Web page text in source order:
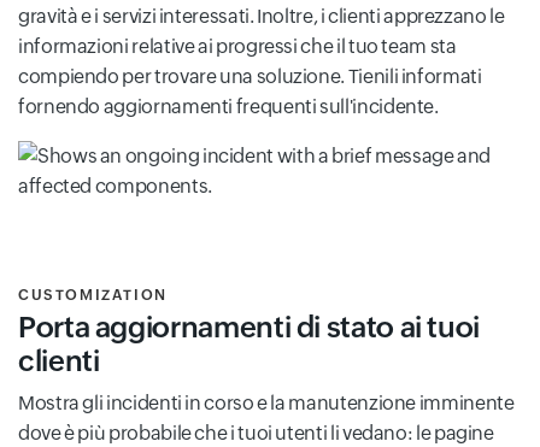
gravità e i servizi interessati. Inoltre, i clienti apprezzano le
informazioni relative ai progressi che il tuo team sta
compiendo per trovare una soluzione. Tienili informati
fornendo aggiornamenti frequenti sull'incidente.
CUSTOMIZATION
Porta aggiornamenti di stato ai tuoi
clienti
Mostra gli incidenti in corso e la manutenzione imminente
dove è più probabile che i tuoi utenti li vedano: le pagine